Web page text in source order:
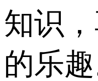
知识
的乐趣